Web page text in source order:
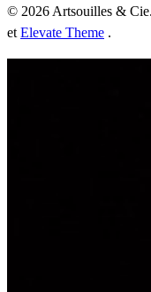
© 2026 Artsouilles &
et Elevate Theme .